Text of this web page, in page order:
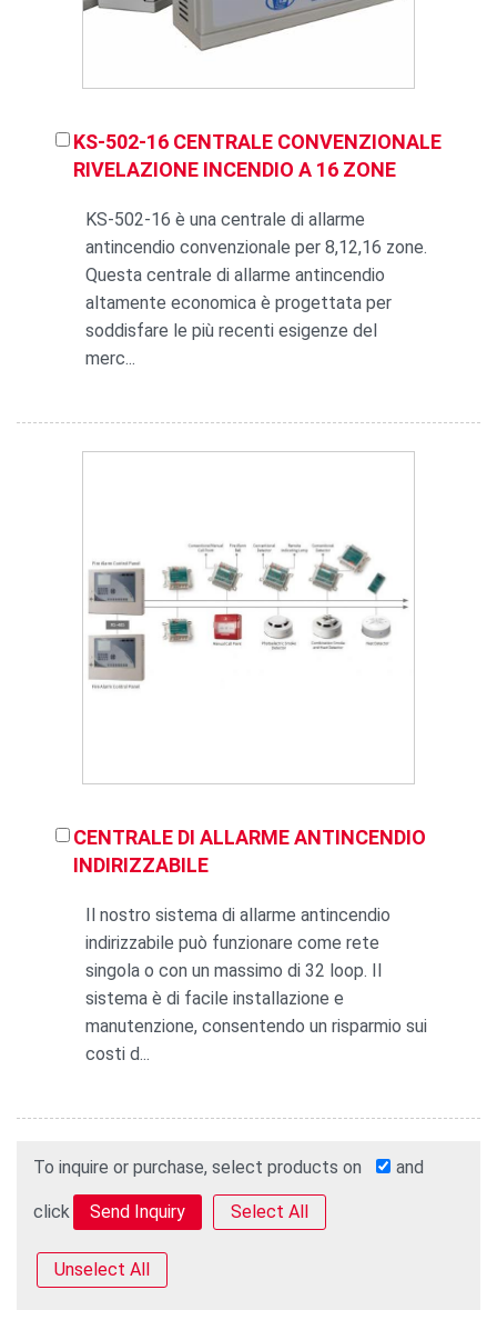
KS-502-16 CENTRALE CONVENZIONALE
RIVELAZIONE INCENDIO A 16 ZONE
KS-502-16 è una centrale di allarme
antincendio convenzionale per 8,12,16 zone.
Questa centrale di allarme antincendio
altamente economica è progettata per
soddisfare le più recenti esigenze del
merc...
CENTRALE DI ALLARME ANTINCENDIO
INDIRIZZABILE
Il nostro sistema di allarme antincendio
indirizzabile può funzionare come rete
singola o con un massimo di 32 loop. Il
sistema è di facile installazione e
manutenzione, consentendo un risparmio sui
costi d...
To inquire or purchase, select products on and
click Select All
Unselect All